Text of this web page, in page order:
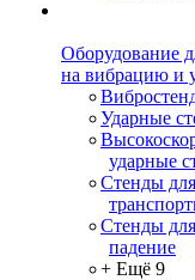
Оборудование
на вибрацию и
Ударные
ударные
Стенды
Стенды
падение
+ Ещё 9